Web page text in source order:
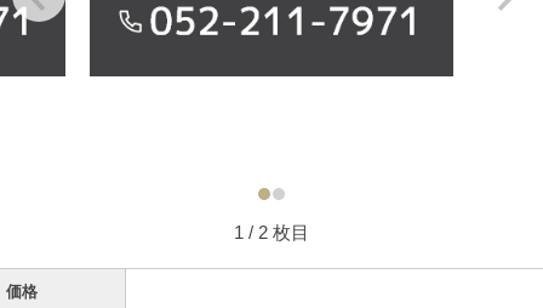
1 / 2 枚目
価格